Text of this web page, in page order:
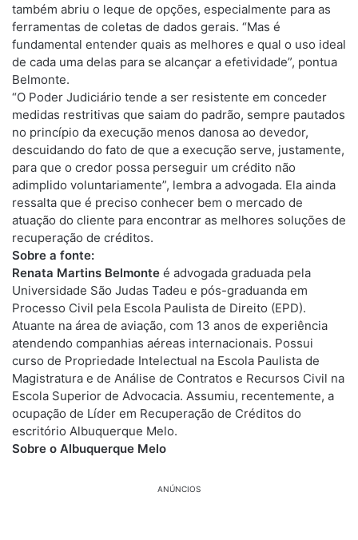
também abriu o leque de opções, especialmente para as
ferramentas de coletas de dados gerais. “Mas é
fundamental entender quais as melhores e qual o uso ideal
de cada uma delas para se alcançar a efetividade”, pontua
Belmonte.
“O Poder Judiciário tende a ser resistente em conceder
medidas restritivas que saiam do padrão, sempre pautados
no princípio da execução menos danosa ao devedor,
descuidando do fato de que a execução serve, justamente,
para que o credor possa perseguir um crédito não
adimplido voluntariamente”, lembra a advogada. Ela ainda
ressalta que é preciso conhecer bem o mercado de
atuação do cliente para encontrar as melhores soluções de
recuperação de créditos.
Sobre a fonte:
Renata Martins Belmonte é advogada graduada pela
Universidade São Judas Tadeu e pós-graduanda em
Processo Civil pela Escola Paulista de Direito (EPD).
Atuante na área de aviação, com 13 anos de experiência
atendendo companhias aéreas internacionais. Possui
curso de Propriedade Intelectual na Escola Paulista de
Magistratura e de Análise de Contratos e Recursos Civil na
Escola Superior de Advocacia. Assumiu, recentemente, a
ocupação de Líder em Recuperação de Créditos do
escritório Albuquerque Melo.
Sobre o Albuquerque Melo
ANÚNCIOS